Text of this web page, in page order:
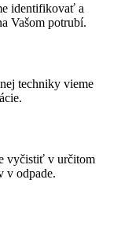
identifikovať a
Vašom potrubí.
techniky vieme
vyčistiť v určitom
v odpade.